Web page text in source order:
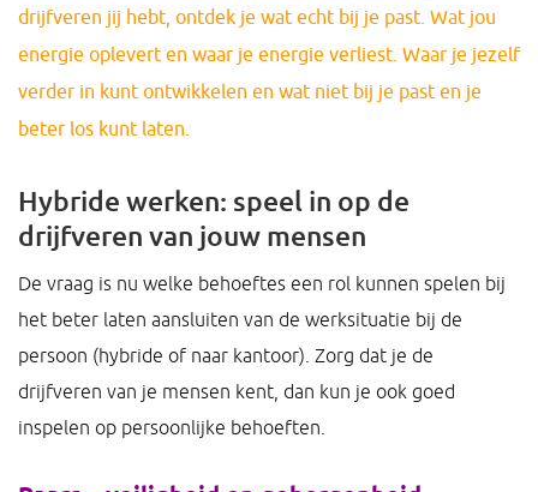
drijfveren jij hebt, ontdek je wat echt bij je past. Wat jou
energie oplevert en waar je energie verliest. Waar je jezelf
verder in kunt ontwikkelen en wat niet bij je past en je
beter los kunt laten.
Hybride werken: speel in op de
drijfveren van jouw mensen
De vraag is nu welke behoeftes een rol kunnen spelen bij
het beter laten aansluiten van de werksituatie bij de
persoon (hybride of naar kantoor). Zorg dat je de
drijfveren van je mensen kent, dan kun je ook goed
inspelen op persoonlijke behoeften.